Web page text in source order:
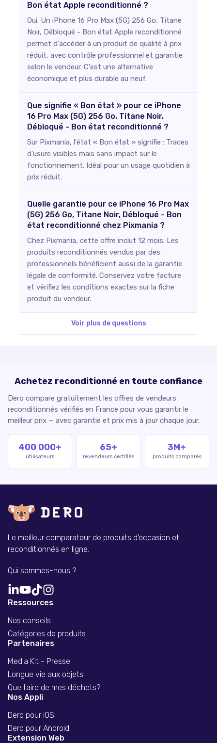
Bon état Apple reconditionné ?
Oui. Un iPhone 16 Pro Max (5G) 256 Go, Titane
Noir, Débloqué - Bon état Apple reconditionné
permet d'accéder à un produit de qualité à prix
réduit, avec contrôle professionnel et garantie
selon le vendeur. C'est une alternative
économique et plus durable au neuf.
Que signifie « Bon état » pour ce iPhone
16 Pro Max (5G) 256 Go, Titane Noir,
Débloqué - Bon état reconditionné ?
Sur Pixmania, l'état « Bon état » signifie : Traces
d'usure visibles mais sans impact sur le
fonctionnement. Idéal pour un usage quotidien à
prix réduit.
Quelle garantie pour ce iPhone 16 Pro Max
(5G) 256 Go, Titane Noir, Débloqué - Bon
état reconditionné chez Pixmania ?
Chez Pixmania, cette offre inclut 12 mois. Les
produits reconditionnés vendus par des
professionnels bénéficient aussi de la garantie
légale de conformité. Conservez votre facture
et vérifiez les conditions exactes sur la fiche
produit du vendeur.
Voir plus de questions
Achetez reconditionné en toute confiance
Dero compare gratuitement les offres de vendeurs
reconditionnés vérifiés en France pour vous garantir le
meilleur prix — avec garantie et prix mis à jour chaque jour.
400 000+
utilisateurs
65+
revendeurs certifiés
3M+
produits comparés
Le meilleur comparateur de produits d'occasion et
reconditionnés en ligne.
Qui sommes-nous ?
Ressources
Nos conseils
Catégories de produits
Partenaires
Media Kit - Presse
Longue vie aux objets
Que faire de mes déchets?
Nos Appli
Dero pour iOS
Dero pour Android
Extension Web